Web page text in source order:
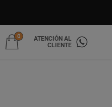
0
ATENCIÓN AL
CLIENTE